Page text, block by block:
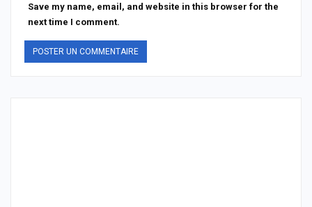
Save my name, email, and website in this browser for the
next time I comment.